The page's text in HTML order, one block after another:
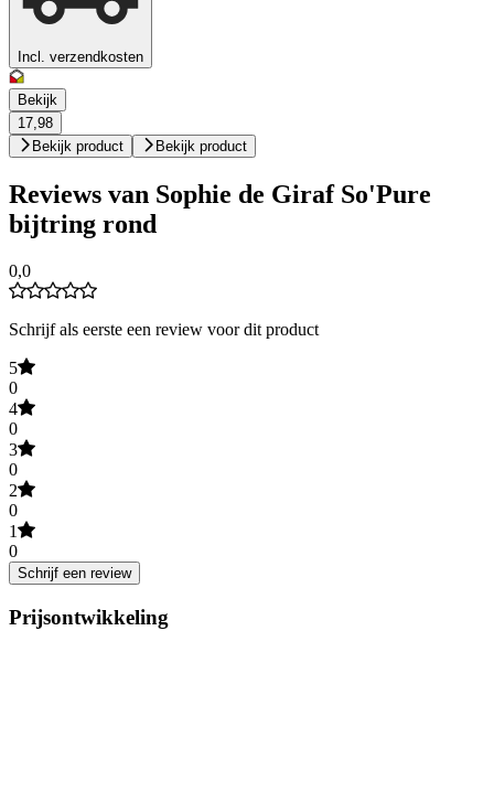
Incl. verzendkosten
Bekijk
17,98
Bekijk product
Bekijk product
Reviews van Sophie de Giraf So'Pure
bijtring rond
0,0
Schrijf als eerste een review voor dit product
5
0
4
0
3
0
2
0
1
0
Schrijf een review
Prijsontwikkeling